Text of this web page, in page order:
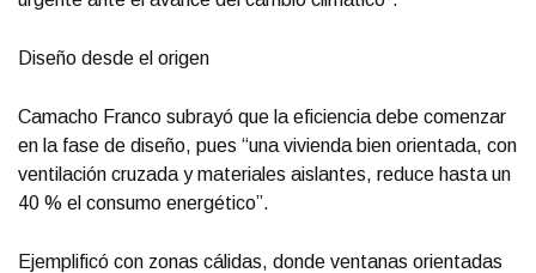
Diseño desde el origen
Camacho Franco subrayó que la eficiencia debe comenzar
en la fase de diseño, pues “una vivienda bien orientada, con
ventilación cruzada y materiales aislantes, reduce hasta un
40 % el consumo energético”.
Ejemplificó con zonas cálidas, donde ventanas orientadas